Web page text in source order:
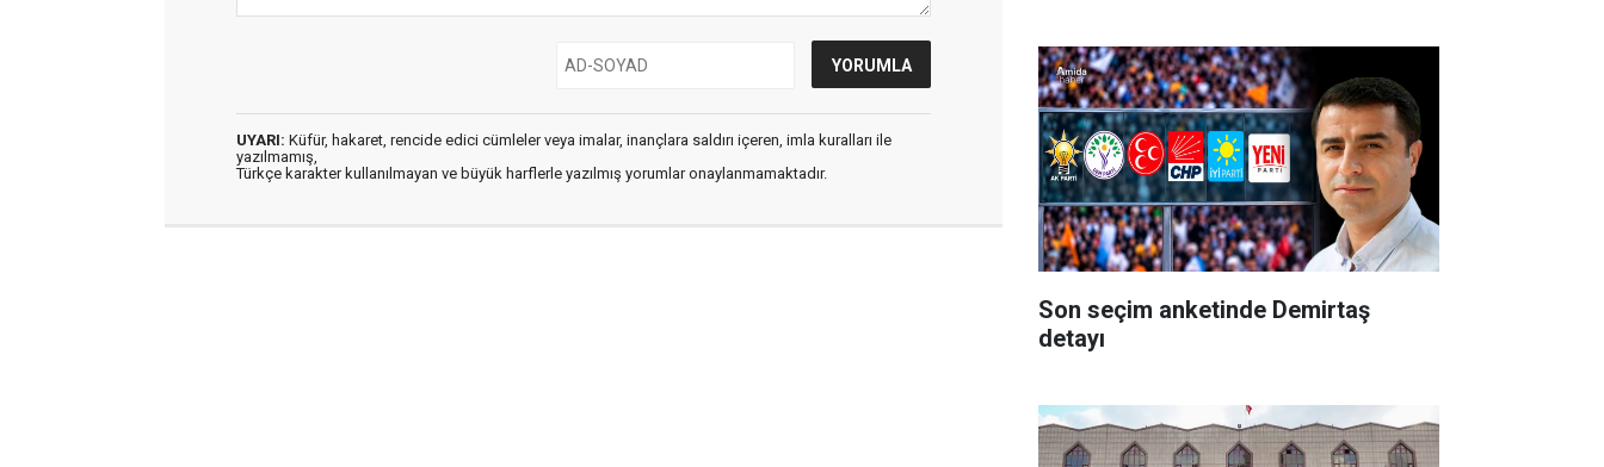
UYARI: Küfür, hakaret, rencide edici cümleler veya imalar, inançlara saldırı içeren, imla kuralları ile
yazılmamış,
Türkçe karakter kullanılmayan ve büyük harflerle yazılmış yorumlar onaylanmamaktadır.
Son seçim anketinde Demirtaş
detayı